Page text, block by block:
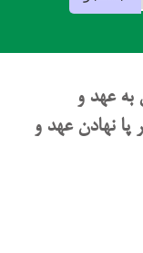
به عهد و
پا نهادن عهد و